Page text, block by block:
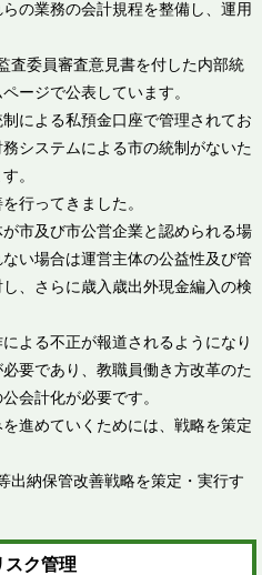
の業務の会計規程を整備し、運用
査委員審査意見書を付した内部統
ージで公表しています。
による私預金口座で管理されてお
システムによる市の統制がないた
。
行ってきました。
市及び市公営企業と認められる場
い場合は運営主体の公益性及び管
、さらに歳入歳出外現金編入の検
よる不正が報道されるようになり
要であり、教職員働き方改革のた
会計化が必要です。
進めていくためには、戦略を策定
出納保管改善戦略を策定・実行す
スク管理